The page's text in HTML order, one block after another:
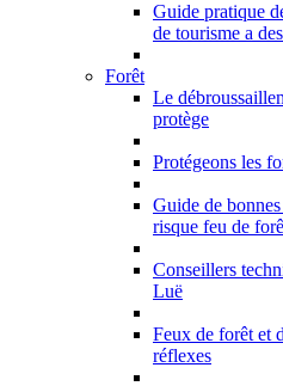
Guide pratique
de tourisme a
Forêt
Le
protège
Protégeons les
Guide de
risque feu de
Conseillers
Luë
Feux de forêt et
réflexes